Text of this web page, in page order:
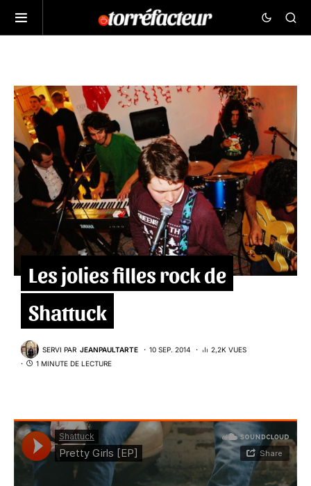
Les jolies filles rock de
Shattuck
SERVI PAR JEANPAULTARTE 10 SEP. 2014
2,2K VUES
1 MINUTE DE LECTURE